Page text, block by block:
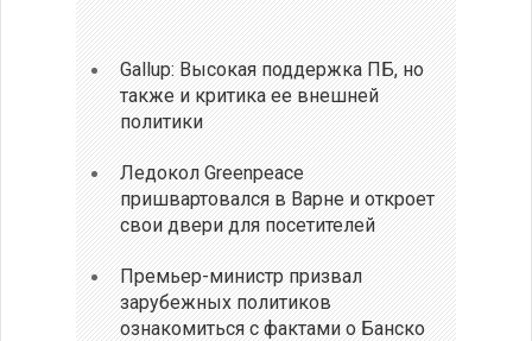
Gallup: Высокая поддержка ПБ, но
также и критика ее внешней
политики
Ледокол Greenpeace
пришвартовался в Варне и откроет
свои двери для посетителей
Премьер-министр призвал
зарубежных политиков
ознакомиться с фактами о Банско